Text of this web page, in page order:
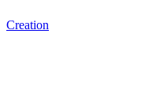
Creation